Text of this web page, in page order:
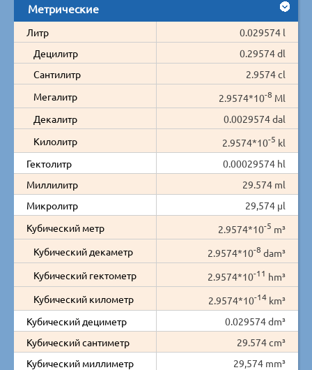
Метрические
Литр
0.029574 l
Децилитр
0.29574 dl
Сантилитр
2.9574 cl
Мегалитр
2.9574*10-8 Ml
Декалитр
0.0029574 dal
Килолитр
2.9574*10-5 kl
Гектолитр
0.00029574 hl
Миллилитр
29.574 ml
Микролитр
29,574 µl
Кубический метр
2.9574*10-5 m³
Кубический декаметр
2.9574*10-8 dam³
Кубический гектометр
2.9574*10-11 hm³
Кубический километр
2.9574*10-14 km³
Кубический дециметр
0.029574 dm³
Кубический сантиметр
29.574 cm³
Кубический миллиметр
29,574 mm³